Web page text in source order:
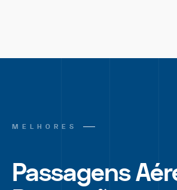
MELHORES
Passagens